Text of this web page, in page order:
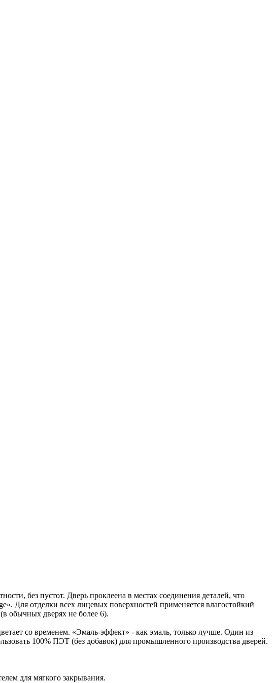
без пустот. Дверь проклеена в местах соединения деталей, что
Для отделки всех лицевых поверхностей применяется влагостойкий
обычных дверях не более 6).
со временем. «Эмаль-эффект» - как эмаль, только лучше. Один из
100% ПЭТ (без добавок) для промышленного производства дверей.
для мягкого закрывания.